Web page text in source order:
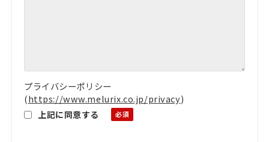
プライバシーポリシー
(https://www.melurix.co.jp/privacy)
上記に同意する